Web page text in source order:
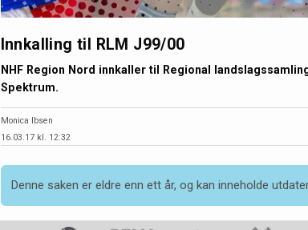
Innkalling til RLM J99/00
NHF Region Nord innkaller til Regional
Spektrum.
Monica Ibsen
16.03.17 kl. 12:32
Denne saken er eldre enn ett år, og kan inneholde